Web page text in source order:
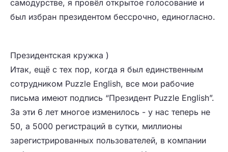
самодурстве, я провёл открытое голосование и
был избран президентом бессрочно, единогласно.
Президентская кружка )
Итак, ещё с тех пор, когда я был единственным
сотрудником Puzzle English, все мои рабочие
письма имеют подпись “Президент Puzzle English”.
За эти 6 лет многое изменилось - у нас теперь не
50, а 5000 регистраций в сутки, миллионы
зарегистрированных пользователей, в компании